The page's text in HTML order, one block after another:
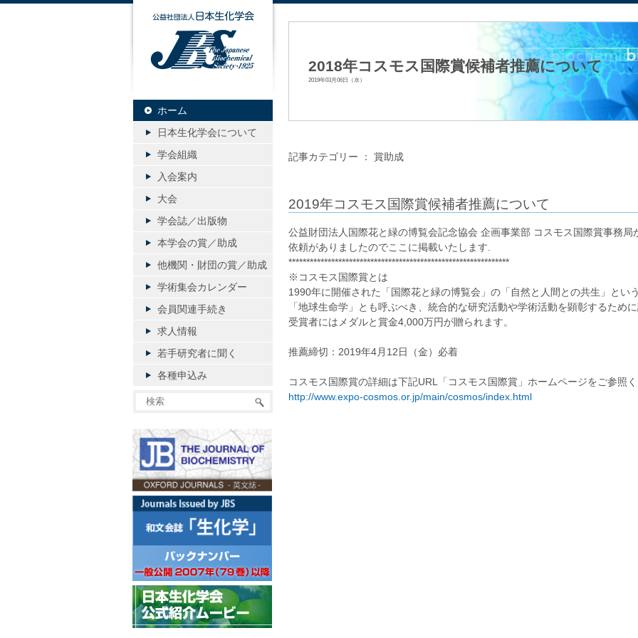
2018年コスモス国際賞候補者推薦について
2019年03月06日（水）
記事カテゴリー ： 賞助成
2019年コスモス国際賞候補者推薦について
公益財団法人国際花と緑の博覧会記念協会 企画事業部 コスモス国際賞事務局
依頼がありましたのでここに掲載いたします.
**************************************************************
※コスモス国際賞とは
1990年に開催された「国際花と緑の博覧会」の「自然と人間との共生」とい
「地球生命学」とも呼ぶべき、統合的な研究活動や学術活動を顕彰するため
受賞者にはメダルと賞金4,000万円が贈られます。
推薦締切：2019年4月12日（金）必着
コスモス国際賞の詳細は下記URL「コスモス国際賞」ホームページをご参照
http://www.expo-cosmos.or.jp/main/cosmos/index.html
公益社団法人日本生化学会
ホーム
日本生化学会について
学会組織
入会案内
大会
学会誌／出版物
本学会の賞／助成
他機関・財団の賞／助成
学術集会カレンダー
会員関連手続き
求人情報
若手研究者に聞く
各種申込み